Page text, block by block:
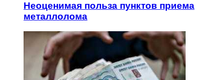
Неоценимая польза пунктов приема
металлолома